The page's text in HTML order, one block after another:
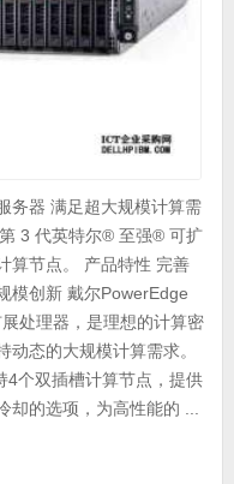
务器 满足超大规模计算需
3 代英特尔® 至强® 可扩
算节点。 产品特性 完善
模创新 戴尔PowerEdge
处理器，是理想的计算密
态的大规模计算需求。
4个双插槽计算节点，提供
的选项，为高性能的 ...